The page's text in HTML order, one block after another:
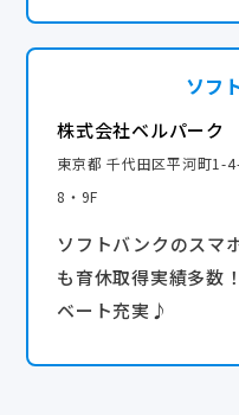
ソフ
株式会社ベルパーク
東京都 千代田区平河町1-
8・9F
ソフトバンクのスマ
も育休取得実績多数
ベート充実♪